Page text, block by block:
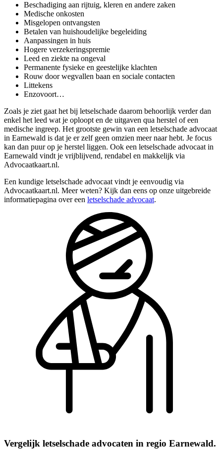
Beschadiging aan rijtuig, kleren en andere zaken
Medische onkosten
Misgelopen ontvangsten
Betalen van huishoudelijke begeleiding
Aanpassingen in huis
Hogere verzekeringspremie
Leed en ziekte na ongeval
Permanente fysieke en geestelijke klachten
Rouw door wegvallen baan en sociale contacten
Littekens
Enzovoort…
Zoals je ziet gaat het bij letselschade daarom behoorlijk verder dan
enkel het leed wat je oploopt en de uitgaven qua herstel of een
medische ingreep. Het grootste gewin van een letselschade advocaat
in Earnewald is dat je er zelf geen omzien meer naar hebt. Je focus
kan dan puur op je herstel liggen. Ook een letselschade advocaat in
Earnewald vindt je vrijblijvend, rendabel en makkelijk via
Advocaatkaart.nl.
Een kundige letselschade advocaat vindt je eenvoudig via
Advocaatkaart.nl. Meer weten? Kijk dan eens op onze uitgebreide
informatiepagina over een letselschade advocaat.
Vergelijk letselschade advocaten in regio Earnewald.